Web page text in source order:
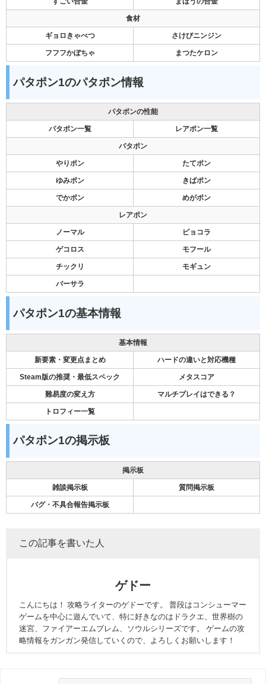
すごい合金 まほうの合金
食材
ギョロきゃべつ さけびニンジン
フフフかぼちゃ まつたケロン
パタポン1のパタポン情報
パタポンの性能
パタポン一覧 レアポン一覧
パタポン
やりポン たてポン
ゆみポン きばポン
でかポン めがポン
レアポン
ノーマル ピョコラ
ゲコロス モフール
チックリ モギュン
バーサラ
パタポン1の基本情報
基本情報
新要素・変更点まとめ ハードの違いと対応機種
Steam版の推奨・最低スペック メタスコア
難易度の変え方 マルチプレイはできる？
トロフィー一覧
パタポン1の掲示板
掲示板
雑談掲示板 質問掲示板
バグ・不具合報告掲示板
この記事を書いた人
ゲドー
こんにちは！ 攻略ライターのゲドーです。 普段はコンシューマー
ゲームを中心に遊んでいて、特に好きなのはドラクエ、世界樹の
迷宮、ファイアーエムブレム、ソウルシリーズです。 ゲームの攻
略情報をガンガン発信していくので、よろしくお願いします！